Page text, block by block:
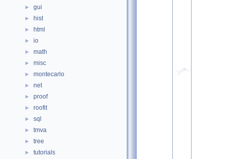
► gui
► hist
► html
► io
► math
► misc
► montecarlo
► net
► proof
► roofit
► sql
► tmva
► tree
► tutorials